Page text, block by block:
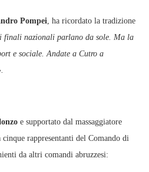
Pompei, ha ricordato la tradizione
finali nazionali parlano da sole. Ma la
e sociale. Andate a Cutro a
e supportato dal massaggiatore
cinque rappresentanti del Comando di
da altri comandi abruzzesi: